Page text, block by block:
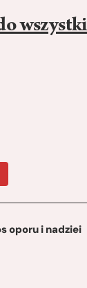
oporu i nadziei